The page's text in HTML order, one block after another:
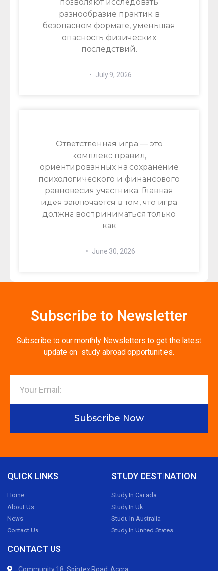
позволяют исследовать
разнообразие практик в
безопасном формате, уменьшая
опасность физических
последствий.
July 9, 2026
Ответственная игра — это
комплекс правил,
ориентированных на сохранение
психологического и финансового
равновесия участника. Главная
идея заключается в том, что игра
должна восприниматься только
как
June 30, 2026
Subscribe to Newsletter
Subscribe to our monthly Newsletters to get the latest
update on study abroad opportunities.
Subscribe Now
QUICK LINKS
Home
About Us
News
Contact Us
STUDY DESTINATION
Study In Canada
Study In Uk
Studu In Australia
Study In United States
CONTACT US
Community 18, Spintex Road, Accra